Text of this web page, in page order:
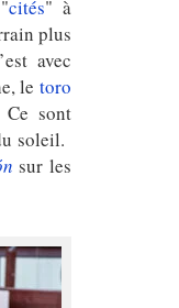
cités" à
plus
avec
letoro
Ce sont
soleil.
sur les